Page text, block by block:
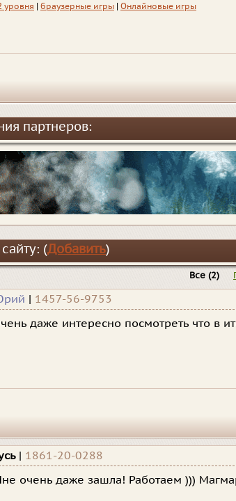
уровня браузерные игры Онлайновые игры
партнеров:
(Добавить)
Все (2)
| 1457-56-9753
даже интересно посмотреть что в
| 1861-20-0288
очень даже зашла! Работаем )))